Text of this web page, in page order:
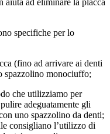
aiuta ad eliminare la placca
specifiche per lo
(fino ad arrivare ai denti
spazzolino monociuffo;
che utilizziamo per
adeguatamente gli
uno spazzolino da denti;
consigliano l’utilizzo di